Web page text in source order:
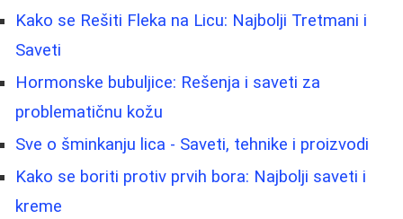
Kako se Rešiti Fleka na Licu: Najbolji Tretmani i
Saveti
Hormonske bubuljice: Rešenja i saveti za
problematičnu kožu
Sve o šminkanju lica - Saveti, tehnike i proizvodi
Kako se boriti protiv prvih bora: Najbolji saveti i
kreme